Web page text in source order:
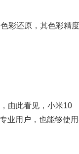
彩还原，其色彩精度
由此看见，小米10
业用户，也能够使